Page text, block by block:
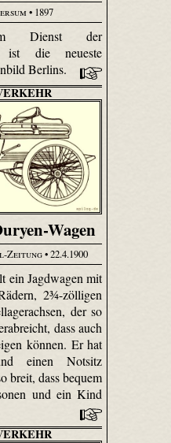
• 1897
Dienst der
ist die neueste
Berlins.
Wagen
Zeitung• 22.4.1900
ein Jagdwagen mit
2¾-zölligen
der so
dass auch
können. Er hat
einen Notsitz
breit, dass bequem
und ein Kind